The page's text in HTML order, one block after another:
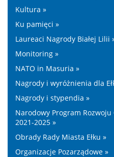
Kultura »
Ku pamięci »
Laureaci Nagrody Białej Lilii
Monitoring »
NATO in Masuria »
Nagrody i wyróżnienia dla
Nagrody i stypendia »
Narodowy Program
2021-2025 »
Obrady Rady Miasta Ełku »
Organizacje Pozarządowe »